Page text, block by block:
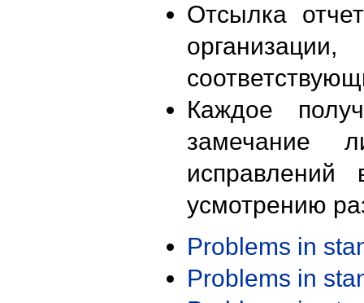
Отсылка
Каждое
замечание
исправлений
усмотрению
Problems in
Problems in